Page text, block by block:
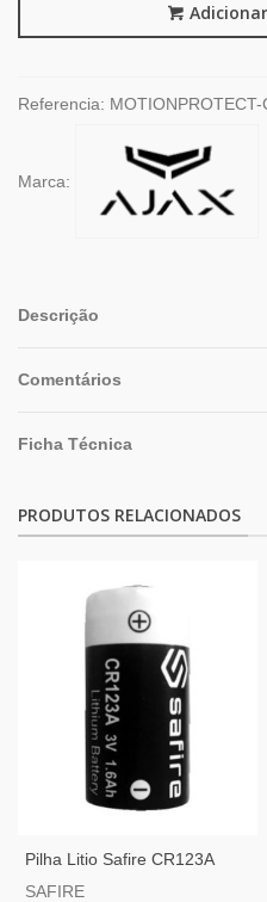
Referencia: MOTIONPROTECT-
Marca:
Descrição
Comentários
Ficha Técnica
PRODUTOS RELACIONADOS
Pilha Litio Safire CR123A
SAFIRE